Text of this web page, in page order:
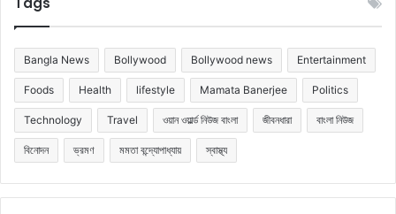
Bangla News Bollywood Bollywood news Entertainment
Foods Health lifestyle Mamata Banerjee Politics
Technology Travel ওয়ান ওয়ার্ল্ড নিউজ বাংলা জীবনধারা বাংলা নিউজ
বিনোদন ভ্রমণ মমতা বন্দ্যোপাধ্যায় স্বাস্থ্য